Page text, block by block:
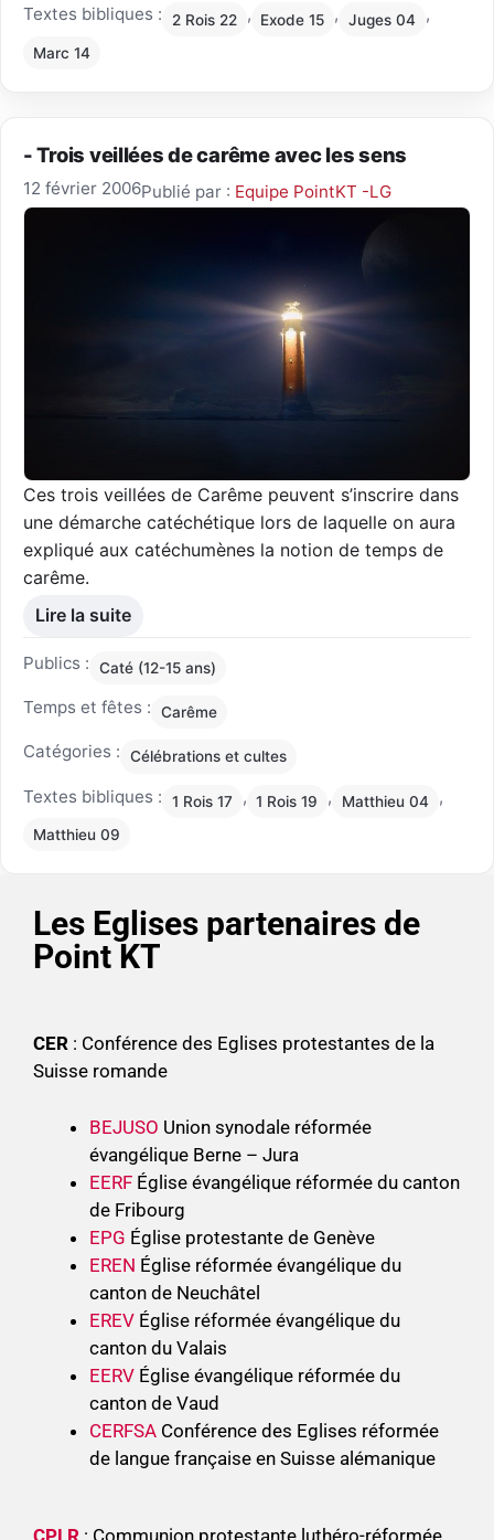
Textes bibliques : 2 Rois 22 , Exode 15 , Juges 04 ,
Marc 14
- Trois veillées de carême avec les sens
12 février 2006Publié par : Equipe PointKT -LG
Ces trois veillées de Carême peuvent s’inscrire dans
une démarche catéchétique lors de laquelle on aura
expliqué aux catéchumènes la notion de temps de
carême.
Lire la suite
Publics : Caté (12-15 ans)
Temps et fêtes : Carême
Catégories : Célébrations et cultes
Textes bibliques : 1 Rois 17 , 1 Rois 19 , Matthieu 04 ,
Matthieu 09
Les Eglises partenaires de
Point KT
CER : Conférence des Eglises protestantes de la
Suisse romande
BEJUSO Union synodale réformée
évangélique Berne – Jura
EERF Église évangélique réformée du canton
de Fribourg
EPG Église protestante de Genève
EREN Église réformée évangélique du
canton de Neuchâtel
EREV Église réformée évangélique du
canton du Valais
EERV Église évangélique réformée du
canton de Vaud
CERFSA Conférence des Eglises réformée
de langue française en Suisse alémanique